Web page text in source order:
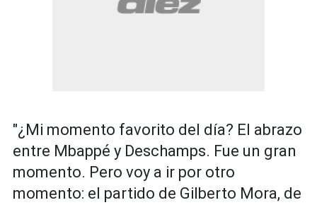
"¿Mi momento favorito del día? El abrazo
entre Mbappé y Deschamps. Fue un gran
momento. Pero voy a ir por otro
momento: el partido de Gilberto Mora, de